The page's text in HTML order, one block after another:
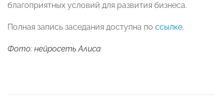
благоприятных условий для развития бизнеса.
Полная запись заседания доступна по ссылке.
Фото: нейросеть Алиса